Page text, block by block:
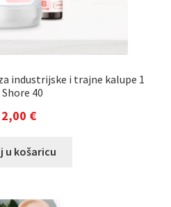
industrijske i trajne kalupe 1
40
€
u košaricu